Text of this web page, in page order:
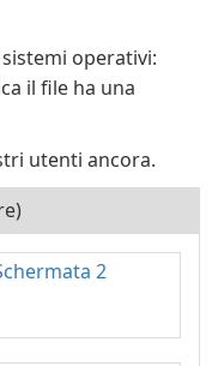
operativi:
il file ha una
utenti ancora.